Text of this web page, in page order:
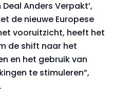
Anders Verpakt’,
de nieuwe Europese
vooruitzicht, heeft het
de shift naar het
en het gebruik van
te stimuleren”,